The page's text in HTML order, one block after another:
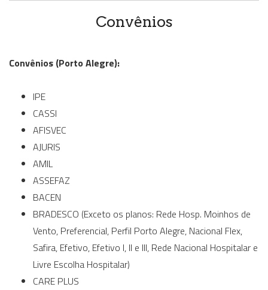
Convênios
Convênios (Porto Alegre):
IPE
CASSI
AFISVEC
AJURIS
AMIL
ASSEFAZ
BACEN
BRADESCO (Exceto os planos: Rede Hosp. Moinhos de
Vento, Preferencial, Perfil Porto Alegre, Nacional Flex,
Safira, Efetivo, Efetivo I, II e III, Rede Nacional Hospitalar e
Livre Escolha Hospitalar)
CARE PLUS